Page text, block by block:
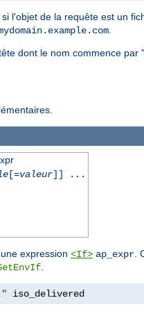
si l'objet de la requête est un
dont le nom commence
[=valeur]] ...
expression <If> ap_expr.
.
iso_delivered